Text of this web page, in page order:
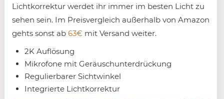
Lichtkorrektur werdet ihr immer im besten Licht zu
sehen sein. Im Preisvergleich außerhalb von Amazon
gehts sonst ab 63€ mit Versand weiter.
2K Auflösung
Mikrofone mit Geräuschunterdrückung
Regulierbarer Sichtwinkel
Integrierte Lichtkorrektur